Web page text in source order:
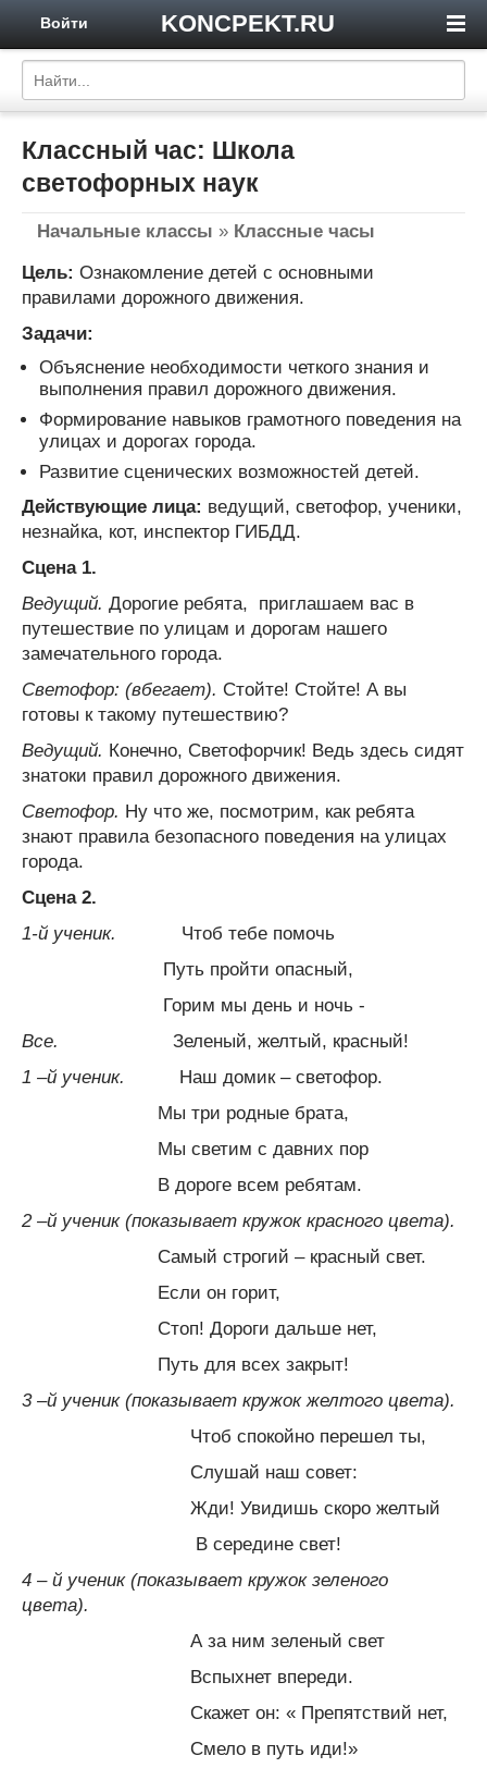
KONCPEKT.RU
Войти
Классный час: Школа
светофорных наук
Начальные классы » Классные часы
Цель: Ознакомление детей с основными
правилами дорожного движения.
Задачи:
Объяснение необходимости четкого знания и
выполнения правил дорожного движения.
Формирование навыков грамотного поведения на
улицах и дорогах города.
Развитие сценических возможностей детей.
Действующие лица: ведущий, светофор, ученики,
незнайка, кот, инспектор ГИБДД.
Сцена 1.
Ведущий. Дорогие ребята, приглашаем вас в
путешествие по улицам и дорогам нашего
замечательного города.
Светофор: (вбегает). Стойте! Стойте! А вы
готовы к такому путешествию?
Ведущий. Конечно, Светофорчик! Ведь здесь сидят
знатоки правил дорожного движения.
Светофор. Ну что же, посмотрим, как ребята
знают правила безопасного поведения на улицах
города.
Сцена 2.
1-й ученик.
Чтоб тебе помочь
Путь пройти опасный,
Горим мы день и ночь -
Все.
Зеленый, желтый, красный!
1 –й ученик.
Наш домик – светофор.
Мы три родные брата,
Мы светим с давних пор
В дороге всем ребятам.
2 –й ученик (показывает кружок красного цвета).
Самый строгий – красный свет.
Если он горит,
Стоп! Дороги дальше нет,
Путь для всех закрыт!
3 –й ученик (показывает кружок желтого цвета).
Чтоб спокойно перешел ты,
Слушай наш совет:
Жди! Увидишь скоро желтый
В середине свет!
4 – й ученик (показывает кружок зеленого
цвета).
А за ним зеленый свет
Вспыхнет впереди.
Скажет он: « Препятствий нет,
Смело в путь иди!»